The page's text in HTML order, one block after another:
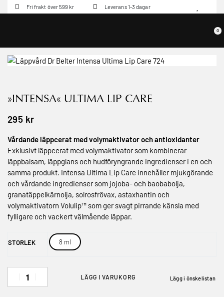
Fri frakt över 599 kr Leverans 1-3 dagar
0
»INTENSA« ULTIMA LIP CARE
295 kr
Vårdande läppcerat med volymaktivator och antioxidanter
Exklusivt läppcerat med volymaktivator som kombinerar
läppbalsam, läppglans och hudföryngrande ingredienser i en och
samma produkt. Intensa Ultima Lip Care innehåller mjukgörande
och vårdande ingredienser som jojoba- och baobabolja,
granatäppelkärnolja, solrosfrövax, astaxhantin och
volymaktivatorn Volulip™ som ger svagt pirrande känsla med
fylligare och vackert välmående läppar.
STORLEK 8 ml
LÄGG I VARUKORG Lägg i önskelistan